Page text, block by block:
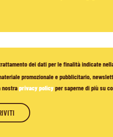
dei dati per le finalità indicate
promozionale e pubblicitario,
nostraprivacy policyper saperne di più su